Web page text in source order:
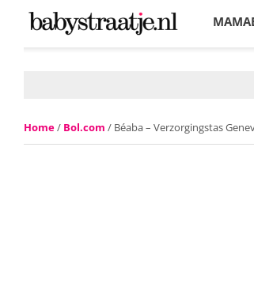
Home/ Bol.com / Béaba – Verzorgingstas